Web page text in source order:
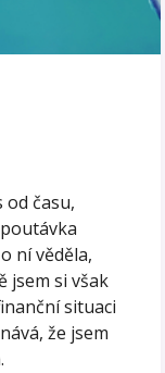
od času,
ní věděla,
jsem si však
situaci
že jsem